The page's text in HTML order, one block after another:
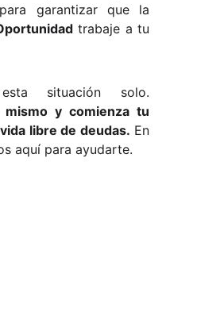
garantizar que la
trabaje a tu
situación solo.
mismo y comienza tu
libre de deudas. En
aquí para ayudarte.